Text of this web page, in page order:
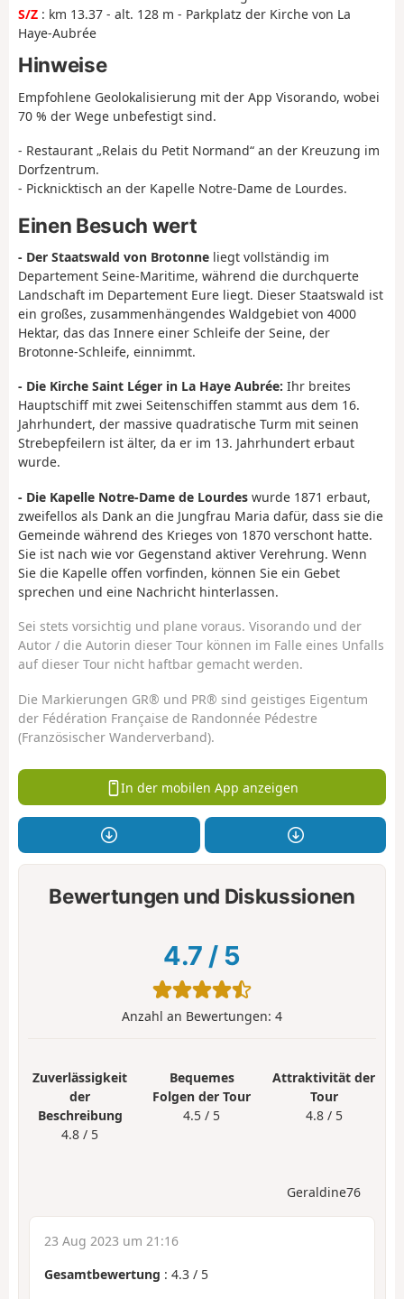
S/Z : km 13.37 - alt. 128 m - Parkplatz der Kirche von La
Haye-Aubrée
Hinweise
Empfohlene Geolokalisierung mit der App Visorando, wobei
70 % der Wege unbefestigt sind.
- Restaurant „Relais du Petit Normand“ an der Kreuzung im
Dorfzentrum.
- Picknicktisch an der Kapelle Notre-Dame de Lourdes.
Einen Besuch wert
- Der Staatswald von Brotonne liegt vollständig im
Departement Seine-Maritime, während die durchquerte
Landschaft im Departement Eure liegt. Dieser Staatswald ist
ein großes, zusammenhängendes Waldgebiet von 4000
Hektar, das das Innere einer Schleife der Seine, der
Brotonne-Schleife, einnimmt.
- Die Kirche Saint Léger in La Haye Aubrée: Ihr breites
Hauptschiff mit zwei Seitenschiffen stammt aus dem 16.
Jahrhundert, der massive quadratische Turm mit seinen
Strebepfeilern ist älter, da er im 13. Jahrhundert erbaut
wurde.
- Die Kapelle Notre-Dame de Lourdes wurde 1871 erbaut,
zweifellos als Dank an die Jungfrau Maria dafür, dass sie die
Gemeinde während des Krieges von 1870 verschont hatte.
Sie ist nach wie vor Gegenstand aktiver Verehrung. Wenn
Sie die Kapelle offen vorfinden, können Sie ein Gebet
sprechen und eine Nachricht hinterlassen.
Sei stets vorsichtig und plane voraus. Visorando und der
Autor / die Autorin dieser Tour können im Falle eines Unfalls
auf dieser Tour nicht haftbar gemacht werden.
Die Markierungen GR® und PR® sind geistiges Eigentum
der Fédération Française de Randonnée Pédestre
(Französischer Wanderverband).
In der mobilen App anzeigen
Bewertungen und Diskussionen
4.7 / 5
Anzahl an Bewertungen: 4
Zuverlässigkeit
der
Beschreibung
4.8 / 5
Bequemes
Folgen der Tour
4.5 / 5
Attraktivität der
Tour
4.8 / 5
Geraldine76
23 Aug 2023 um 21:16
Gesamtbewertung : 4.3 / 5